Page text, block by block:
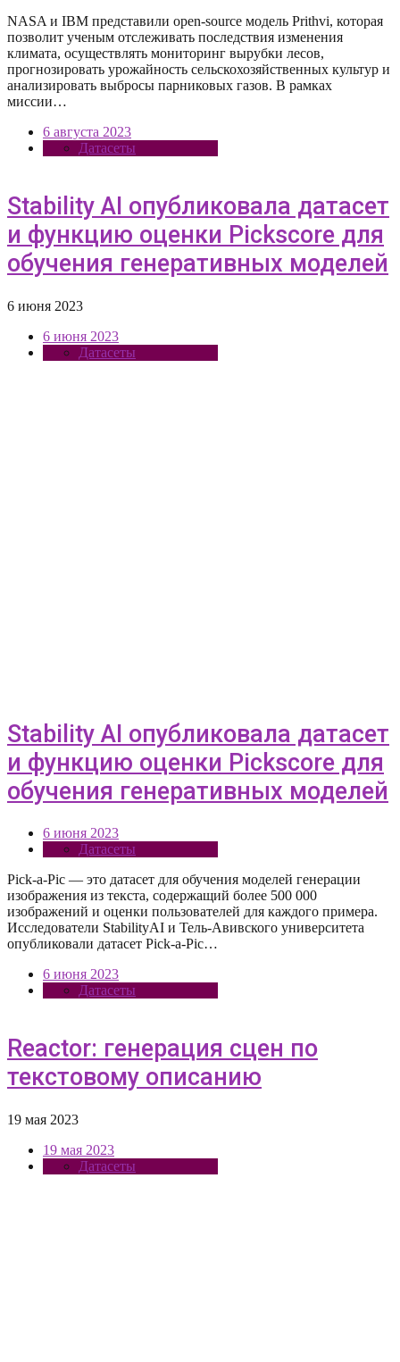
NASA и IBM представили open-source модель Prithvi, которая
позволит ученым отслеживать последствия изменения
климата, осуществлять мониторинг вырубки лесов,
прогнозировать урожайность сельскохозяйственных культур и
анализировать выбросы парниковых газов. В рамках
миссии…
6 августа 2023
Датасеты
Stability AI опубликовала датасет
и функцию оценки Pickscore для
обучения генеративных моделей
6 июня 2023
6 июня 2023
Датасеты
Stability AI опубликовала датасет
и функцию оценки Pickscore для
обучения генеративных моделей
6 июня 2023
Датасеты
Pick-a-Pic — это датасет для обучения моделей генерации
изображения из текста, содержащий более 500 000
изображений и оценки пользователей для каждого примера.
Исследователи StabilityAI и Тель-Авивского университета
опубликовали датасет Pick-a-Pic…
6 июня 2023
Датасеты
Reactor: генерация сцен по
текстовому описанию
19 мая 2023
19 мая 2023
Датасеты